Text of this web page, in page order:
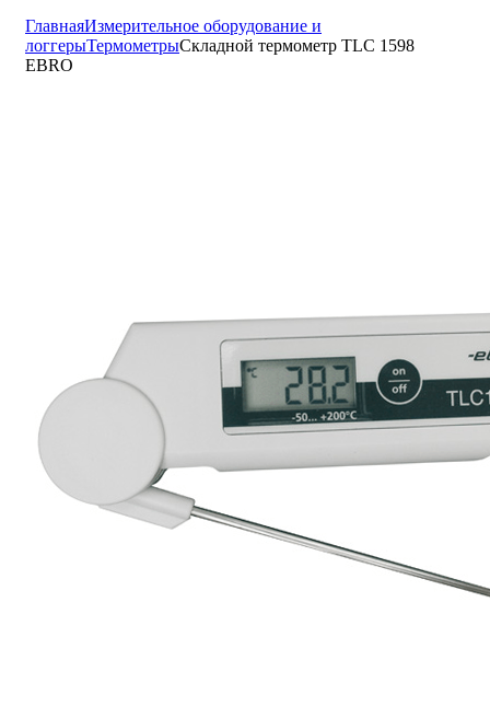
ГлавнаяИзмерительное оборудование и
логгерыТермометрыСкладной термометр TLC 1598
EBRO